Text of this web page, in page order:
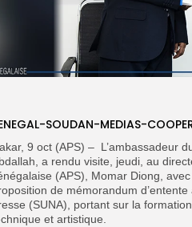
SOUDAN-MEDIAS-
9 oct (APS) – L’ambassadeur
a rendu visite, jeudi, au
(APS), Momar Diong,
de mémorandum d’entente
(SUNA), portant sur la
et artistique.